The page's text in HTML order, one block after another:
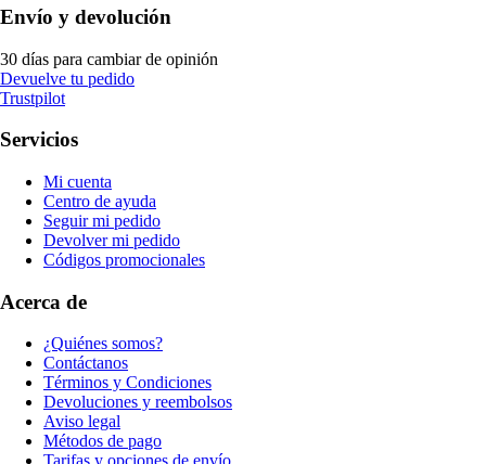
Envío y devolución
30 días para cambiar de opinión
Devuelve tu pedido
Trustpilot
Servicios
Mi cuenta
Centro de ayuda
Seguir mi pedido
Devolver mi pedido
Códigos promocionales
Acerca de
¿Quiénes somos?
Contáctanos
Términos y Condiciones
Devoluciones y reembolsos
Aviso legal
Métodos de pago